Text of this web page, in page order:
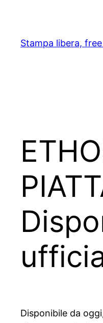
content
Stampa libera,
Disponibile da